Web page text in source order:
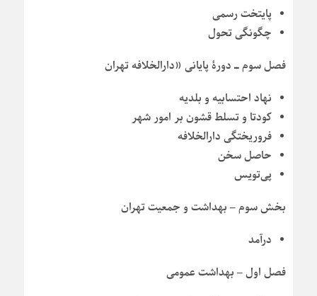
پایتخت رسمی
چگونگی تحول
فصل سوم ـ دورۀ پایانی «دارالخلافه تهران
نهاد احتسابیه و بلدیه
کودتا و تسلط قشون بر امور شهر
فروریختگی دارالخلافه
حاصل سخن
پی‌تویس
بخش سوم – بهداشت و جمعیت تهران
درآمد
فصل اول – بهداشت عمومی